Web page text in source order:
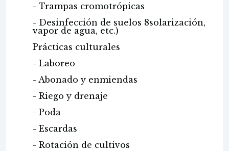
- Trampas cromotrópicas
- Desinfección de suelos 8solarización,
vapor de agua, etc.)
Prácticas culturales
- Laboreo
- Abonado y enmiendas
- Riego y drenaje
- Poda
- Escardas
- Rotación de cultivos